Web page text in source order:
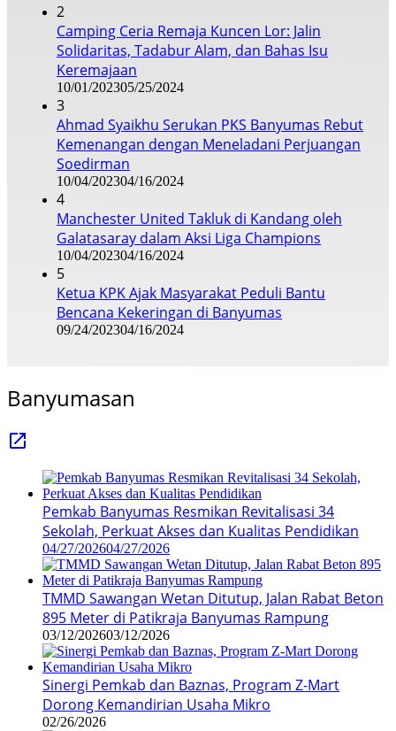
2
Camping Ceria Remaja Kuncen Lor: Jalin
Solidaritas, Tadabur Alam, dan Bahas Isu
Keremajaan
10/01/202305/25/2024
3
Ahmad Syaikhu Serukan PKS Banyumas Rebut
Kemenangan dengan Meneladani Perjuangan
Soedirman
10/04/202304/16/2024
4
Manchester United Takluk di Kandang oleh
Galatasaray dalam Aksi Liga Champions
10/04/202304/16/2024
5
Ketua KPK Ajak Masyarakat Peduli Bantu
Bencana Kekeringan di Banyumas
09/24/202304/16/2024
Banyumasan
Pemkab Banyumas Resmikan Revitalisasi 34
Sekolah, Perkuat Akses dan Kualitas Pendidikan
04/27/202604/27/2026
TMMD Sawangan Wetan Ditutup, Jalan Rabat Beton
895 Meter di Patikraja Banyumas Rampung
03/12/202603/12/2026
Sinergi Pemkab dan Baznas, Program Z-Mart
Dorong Kemandirian Usaha Mikro
02/26/2026